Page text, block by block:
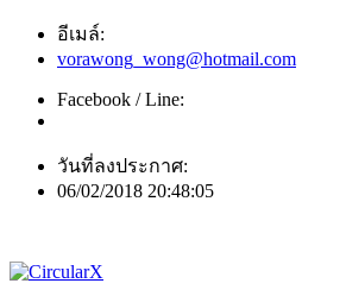
อีเมล์:
vorawong_wong@hotmail.com
Facebook / Line:
วันที่ลงประกาศ:
06/02/2018 20:48:05